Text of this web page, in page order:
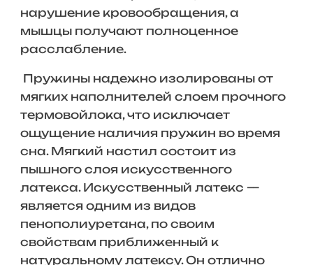
нарушение кровообращения, а
мышцы получают полноценное
расслабление.
Пружины надежно изолированы от
мягких наполнителей слоем прочного
термовойлока, что исключает
ощущение наличия пружин во время
сна. Мягкий настил состоит из
пышного слоя искусственного
латекса. Искусственный латекс —
является одним из видов
пенополиуретана, по своим
свойствам приближенный к
натуральному латексу. Он отлично